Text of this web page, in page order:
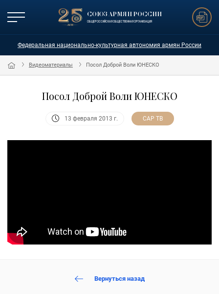
СОЮЗ АРМЯН РОССИИ
ОБЩЕРОССИЙСКАЯ ОБЩЕСТВЕННАЯ ОРГАНИЗАЦИЯ
Федеральная национально-культурная автономия армян России
Видеоматериалы Посол Доброй Воли ЮНЕСКО
Посол Доброй Воли ЮНЕСКО
13 февраля 2013 г. САР ТВ
Вернуться назад